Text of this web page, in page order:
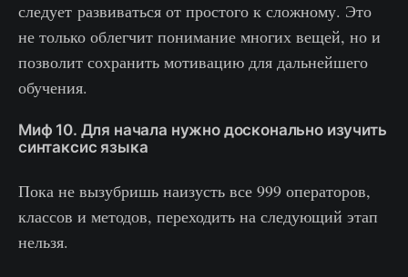
следует развиваться от простого к сложному. Это
не только облегчит понимание многих вещей, но и
позволит сохранить мотивацию для дальнейшего
обучения.
Миф 10. Для начала нужно досконально изучить
синтаксис языка
Пока не вызубришь наизусть все 999 операторов,
классов и методов, переходить на следующий этап
нельзя.